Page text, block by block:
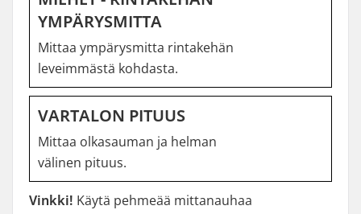
YMPÄRYSMITTA
Mittaa ympärysmitta rintakehän
leveimmästä kohdasta.
VARTALON PITUUS
Mittaa olkasauman ja helman
välinen pituus.
Vinkki! Käytä pehmeää mittanauhaa